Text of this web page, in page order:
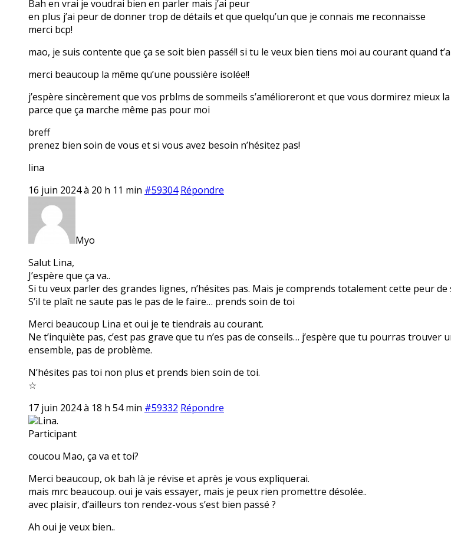
Bah en vrai je voudrai bien en parler mais j’ai peur
en plus j’ai peur de donner trop de détails et que quelqu’un que je connais me reconnaisse
merci bcp!
mao, je suis contente que ça se soit bien passé!! si tu le veux bien tiens moi au courant quand
merci beaucoup la même qu’une poussière isolée!!
j’espère sincèrement que vos prblms de sommeils s’amélioreront et que vous dormirez mieux
parce que ça marche même pas pour moi
breff
prenez bien soin de vous et si vous avez besoin n’hésitez pas!
lina
16 juin 2024 à 20 h 11 min #59304 Répondre
Myo
Salut Lina,
J’espère que ça va..
Si tu veux parler des grandes lignes, n’hésites pas. Mais je comprends totalement cette peur
S’il te plaît ne saute pas le pas de le faire… prends soin de toi
Merci beaucoup Lina et oui je te tiendrais au courant.
Ne t’inquiète pas, c’est pas grave que tu n’es pas de conseils… j’espère que tu pourras trouver
ensemble, pas de problème.
N’hésites pas toi non plus et prends bien soin de toi.
☆
17 juin 2024 à 18 h 54 min #59332 Répondre
Lina.
Participant
coucou Mao, ça va et toi?
Merci beaucoup, ok bah là je révise et après je vous expliquerai.
mais mrc beaucoup. oui je vais essayer, mais je peux rien promettre désolée..
avec plaisir, d’ailleurs ton rendez-vous s’est bien passé ?
Ah oui je veux bien..